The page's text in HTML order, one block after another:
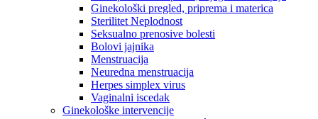
Ginekološki pregled, priprema i materica
Sterilitet Neplodnost
Seksualno prenosive bolesti
Bolovi jajnika
Menstruacija
Neuredna menstruacija
Herpes simplex virus
Vaginalni iscedak
Ginekološke intervencije